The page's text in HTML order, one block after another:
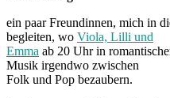
ein paar Freundinnen, mich in
begleiten, wo Viola, Lilli und
Emma ab 20 Uhr in
Musik irgendwo zwischen
Folk und Pop bezaubern.